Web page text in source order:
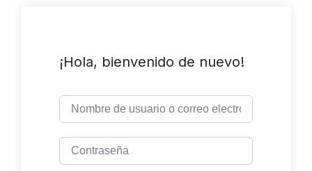
¡Hola, bienvenido de nuevo!